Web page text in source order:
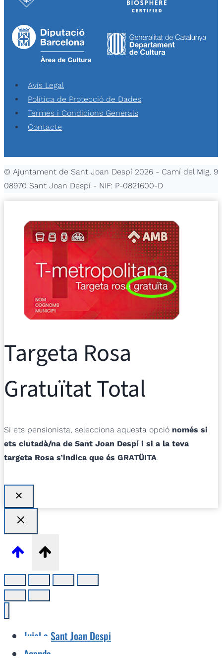
Avís Legal
Política de Protecció de Dades
Termes i Condicions Generals
Contacte
© Ajuntament de Sant Joan Despí 2026 - Camí del Mig, 9
08970 Sant Joan Despí - NIF: P-0821600-D
Targeta Rosa
Gratuïtat Total
Si ets pensionista, selecciona aquesta opció només si
ets ciutadà/na de Sant Joan Despí i si a la teva
targeta Rosa s’indica que és GRATÜITA.
Jujol a Sant Joan Despi
Agenda